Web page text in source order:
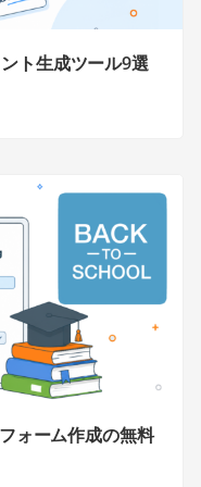
ト生成ツール9選
ォーム作成の無料